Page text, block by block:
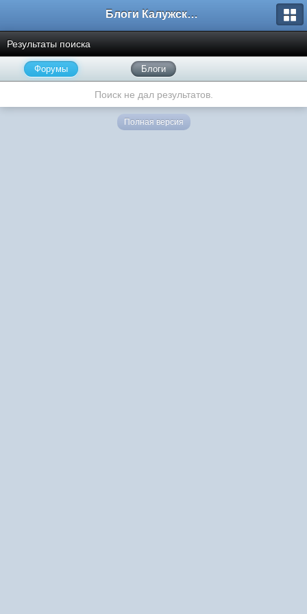
Блоги Калужского перекрестка
Результаты поиска
Форумы Блоги
Поиск не дал результатов.
Полная версия